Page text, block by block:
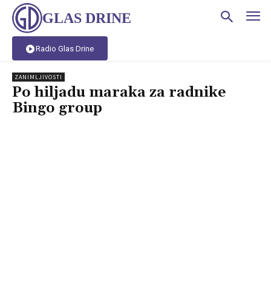
GLAS DRINE
Radio Glas Drine
ZANIMLJIVOSTI
Po hiljadu maraka za radnike
Bingo group